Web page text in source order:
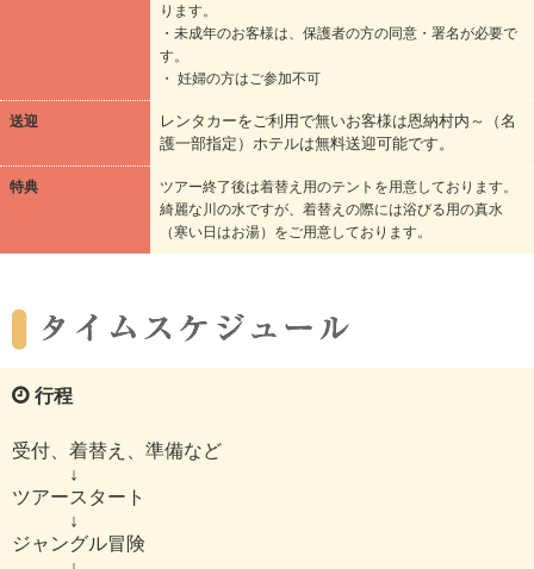
ります。
・未成年のお客様は、保護者の方の同意・署名が必要で
す。
・ 妊婦の方はご参加不可
送迎
レンタカーをご利用で無いお客様は恩納村内～（名
護一部指定）ホテルは無料送迎可能です。
特典
ツアー終了後は着替え用のテントを用意しております。
綺麗な川の水ですが、着替えの際には浴びる用の真水
（寒い日はお湯）をご用意しております。
行程
受付、着替え、準備など
↓
ツアースタート
↓
ジャングル冒険